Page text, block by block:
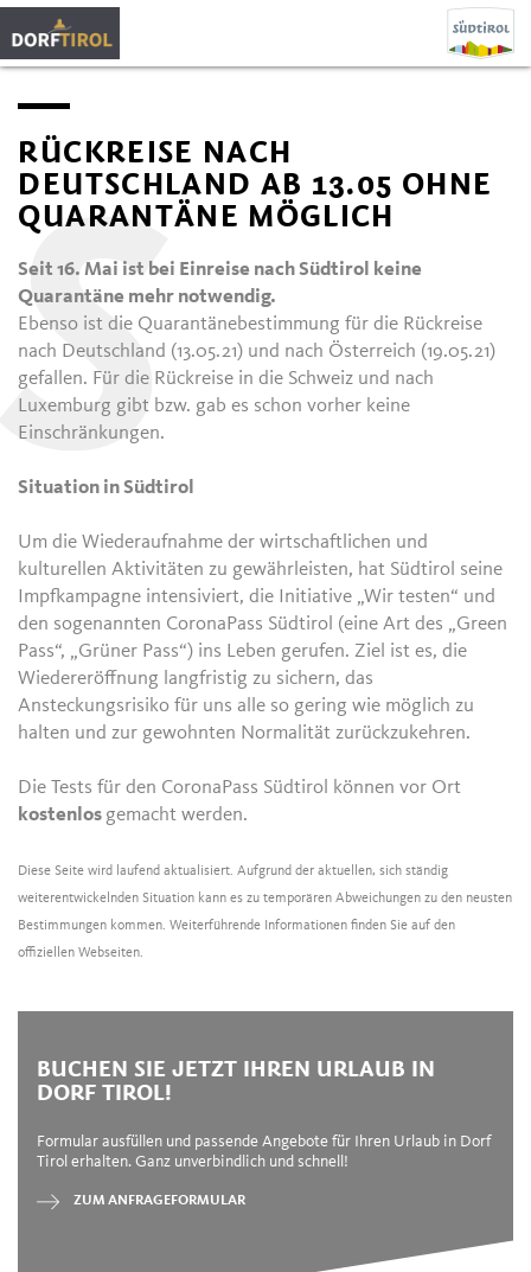
RÜCKREISE NACH
DEUTSCHLAND AB 13.05 OHNE
QUARANTÄNE MÖGLICH
S
Seit 16. Mai ist bei Einreise nach Südtirol keine
Quarantäne mehr notwendig.
Ebenso ist die Quarantänebestimmung für die Rückreise
nach Deutschland (13.05.21) und nach Österreich (19.05.21)
gefallen. Für die Rückreise in die Schweiz und nach
Luxemburg gibt bzw. gab es schon vorher keine
Einschränkungen.
Situation in Südtirol
Um die Wiederaufnahme der wirtschaftlichen und
kulturellen Aktivitäten zu gewährleisten, hat Südtirol seine
Impfkampagne intensiviert, die Initiative „Wir testen“ und
den sogenannten CoronaPass Südtirol (eine Art des „Green
Pass“, „Grüner Pass“) ins Leben gerufen. Ziel ist es, die
Wiedereröffnung langfristig zu sichern, das
Ansteckungsrisiko für uns alle so gering wie möglich zu
halten und zur gewohnten Normalität zurückzukehren.
Die Tests für den CoronaPass Südtirol können vor Ort
kostenlos gemacht werden.
Diese Seite wird laufend aktualisiert. Aufgrund der aktuellen, sich ständig
weiterentwickelnden Situation kann es zu temporären Abweichungen zu den neusten
Bestimmungen kommen. Weiterführende Informationen finden Sie auf den
offiziellen Webseiten.
BUCHEN SIE JETZT IHREN URLAUB IN
DORF TIROL!
Formular ausfüllen und passende Angebote für Ihren Urlaub in Dorf
Tirol erhalten. Ganz unverbindlich und schnell!
ZUM ANFRAGEFORMULAR